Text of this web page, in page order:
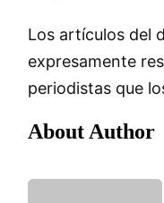
Los artículos del
expresamente
periodistas que
About Author